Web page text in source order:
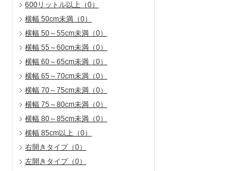
600リットル以上 （0）
横幅 50cm未満 （0）
横幅 50～55cm未満 （0）
横幅 55～60cm未満 （0）
横幅 60～65cm未満 （0）
横幅 65～70cm未満 （0）
横幅 70～75cm未満 （0）
横幅 75～80cm未満 （0）
横幅 80～85cm未満 （0）
横幅 85cm以上 （0）
右開きタイプ（0）
左開きタイプ（0）